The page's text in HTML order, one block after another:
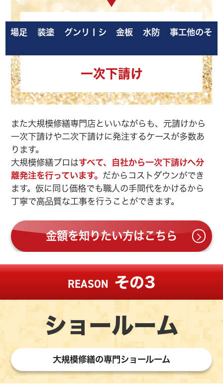
足場 塗装 シーリング 板金 防水 その他工事
一次下請け
また大規模修繕専門店といいながらも、元請けから
一次下請けや二次下請けに発注するケースが多数あ
ります。
大規模修繕プロはすべて、自社から一次下請けへ分
離発注を行っています。 だからコストダウンができ
ます。仮に同じ価格でも職人の手間代をかけるから
丁寧で高品質な工事を行うことができます。
金額を知りたい方はこちら
REASON その3
ショールーム
大規模修繕の専門ショールーム